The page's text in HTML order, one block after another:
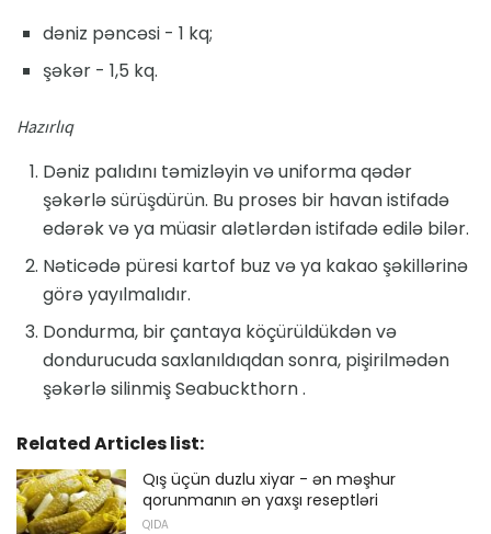
dəniz pəncəsi - 1 kq;
şəkər - 1,5 kq.
Hazırlıq
Dəniz palıdını təmizləyin və uniforma qədər
şəkərlə sürüşdürün. Bu proses bir havan istifadə
edərək və ya müasir alətlərdən istifadə edilə bilər.
Nəticədə püresi kartof buz və ya kakao şəkillərinə
görə yayılmalıdır.
Dondurma, bir çantaya köçürüldükdən və
dondurucuda saxlanıldıqdan sonra, pişirilmədən
şəkərlə silinmiş Seabuckthorn .
Related Articles list:
Qış üçün duzlu xiyar - ən məşhur
qorunmanın ən yaxşı reseptləri
QIDA